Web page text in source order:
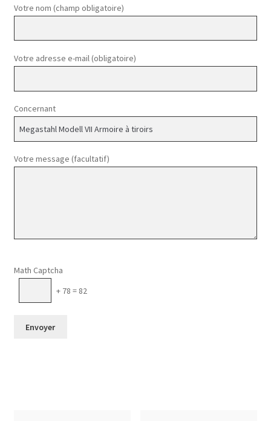
Votre nom (champ obligatoire)
Votre adresse e-mail (obligatoire)
Concernant
Votre message (facultatif)
Math Captcha
+ 78 = 82